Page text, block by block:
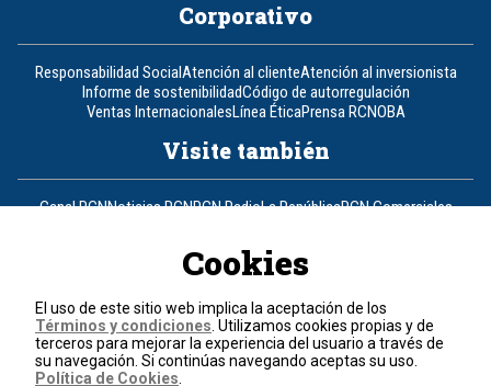
Corporativo
Responsabilidad SocialAtención al clienteAtención al inversionista
Informe de sostenibilidadCódigo de autorregulación
Ventas InternacionalesLínea ÉticaPrensa RCNOBA
Visite también
Canal RCNNoticias RCNRCN RadioLa RepúblicaRCN Comerciales
Un producto de RCN Televisión
Contáctenos
Teléfono+57 (601) 426 92 92
Cookies
El uso de este sitio web implica la aceptación de los
Términos y condiciones . Utilizamos cookies propias y de
terceros para mejorar la experiencia del usuario a través de
su navegación. Si continúas navegando aceptas su uso.
Política de Cookies